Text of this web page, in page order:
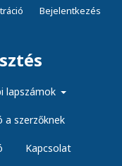
lapszámok
szerzőknek
Kapcsolat
Bejelentkezés